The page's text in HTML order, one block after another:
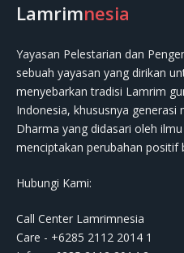
Lamrimnesia
Yayasan Pelestarian dan
sebuah yayasan yang dirikan
menyebarkan tradisi Lamrim
Indonesia, khususnya
Dharma yang didasari oleh
menciptakan perubahan positif
Hubungi Kami:
Call Center Lamrimnesia
Care - +6285 2112 2014 1